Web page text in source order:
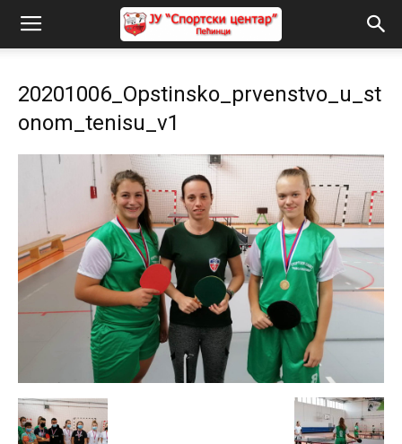
20201006_Opstinsko_prvenstvo_u_st
onom_tenisu_v1